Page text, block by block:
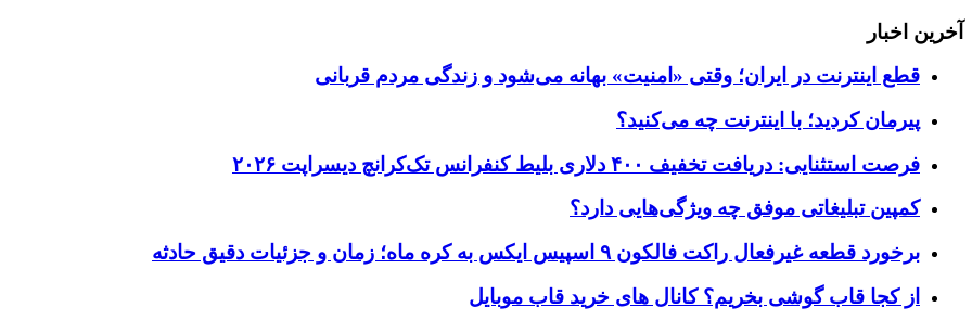
آخرین اخبار
قطع اینترنت در ایران؛ وقتی «امنیت» بهانه می‌شود و زندگی مردم قربانی
پیرمان کردید؛ با اینترنت چه می‌کنید؟
فرصت استثنایی: دریافت تخفیف ۴۰۰ دلاری بلیط کنفرانس تک‌کرانچ دیسراپت ۲۰۲۶
کمپین تبلیغاتی موفق چه ویژگی‌هایی دارد؟
برخورد قطعه غیرفعال راکت فالکون ۹ اسپیس ایکس به کره ماه؛ زمان و جزئیات دقیق حادثه
از کجا قاب گوشی بخریم؟ کانال های خرید قاب موبایل